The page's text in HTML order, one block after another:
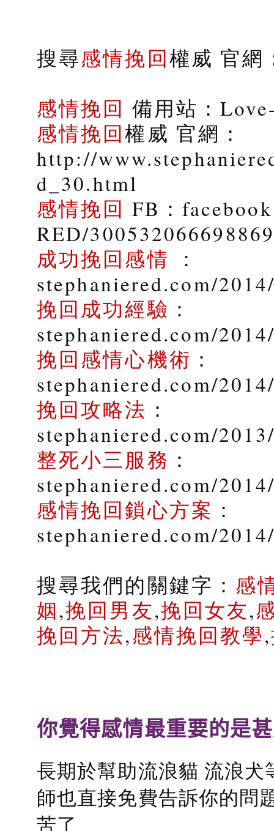
搜尋感情挽回權威 官網
感情挽回 備用站：
感情挽回權威 官網：
http://
d_30.html
感情挽回 FB：
RED/300532066698869
成功挽回感情 ：
stephaniered.com/
挽回成功經驗 ：
stephaniered.com/
挽回感情心機術 ：
stephaniered.com/
挽回攻略法 ：
stephaniered.com/
整死小三服務 ：
stephaniered.com/
感情挽回鎖心方案 ：
stephaniered.com/
搜尋我們的關鍵字： 感
姻,挽回男友,挽回女友,
挽回方法,感情挽回教學,
你覺得感情最重要的是
長期於幫助流浪貓 流浪
師也直接免費告訴你的問
苦了